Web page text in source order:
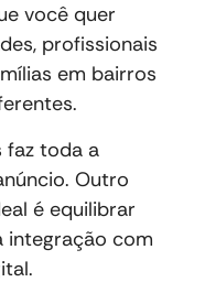
você quer
profissionais
em bairros
faz toda a
Outro
é equilibrar
integração com